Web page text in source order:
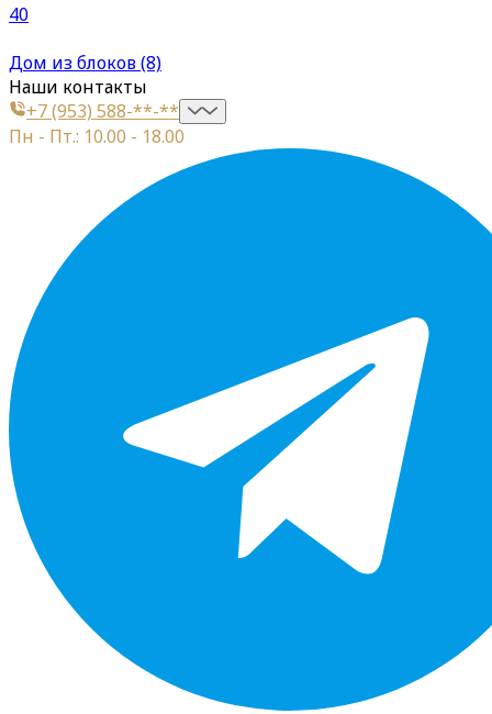
40
Дом из блоков (8)
Наши контакты
+7 (953) 588-**-**
Пн - Пт.: 10.00 - 18.00